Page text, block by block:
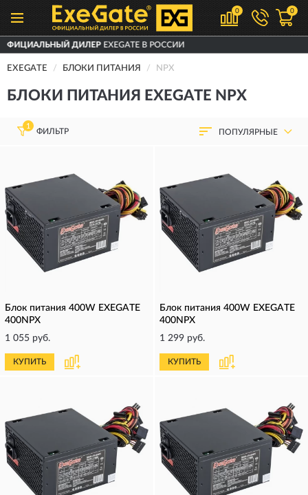
0 0
EXEGATE В РОССИИ
EXEGATE БЛОКИ ПИТАНИЯ NPX
БЛОКИ ПИТАНИЯ EXEGATE NPX
1
ФИЛЬТР ПОПУЛЯРНЫЕ
Блок питания 400W EXEGATE
400NPX
1 055 руб.
КУПИТЬ
Блок питания 400W EXEGATE
400NPX
1 299 руб.
КУПИТЬ